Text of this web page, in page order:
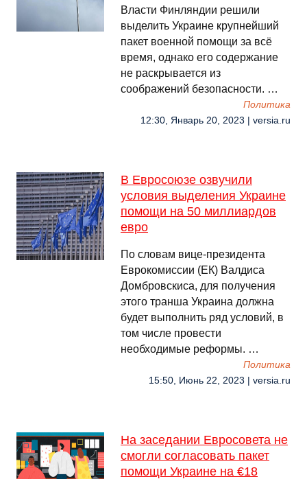
Власти Финляндии решили
выделить Украине крупнейший
пакет военной помощи за всё
время, однако его содержание
не раскрывается из
соображений безопасности. …
Политика
12:30, Январь 20, 2023 | versia.ru
В Евросоюзе озвучили
условия выделения Украине
помощи на 50 миллиардов
евро
По словам вице-президента
Еврокомиссии (ЕК) Валдиса
Домбровскиса, для получения
этого транша Украина должна
будет выполнить ряд условий, в
том числе провести
необходимые реформы. …
Политика
15:50, Июнь 22, 2023 | versia.ru
На заседании Евросовета не
смогли согласовать пакет
помощи Украине на €18